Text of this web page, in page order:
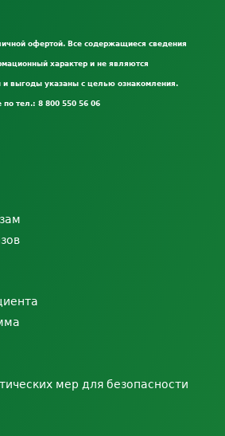
офертой. Все содержащиеся сведения
характер и не являются
выгоды указаны с целью ознакомления.
по тел.: 8 800 550 56 06
мер для безопасности